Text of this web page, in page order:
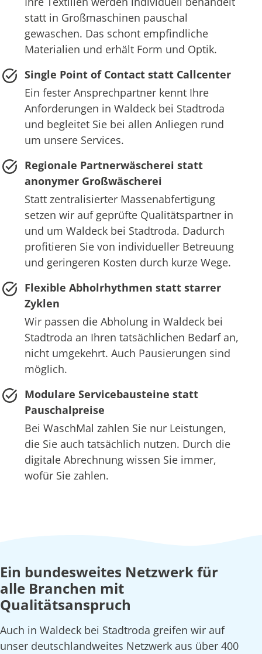
statt in Großmaschinen pauschal
gewaschen. Das schont empfindliche
Materialien und erhält Form und Optik.
Single Point of Contact statt Callcenter
Ein fester Ansprechpartner kennt Ihre
Anforderungen in Waldeck bei Stadtroda
und begleitet Sie bei allen Anliegen rund
um unsere Services.
Regionale Partnerwäscherei statt
anonymer Großwäscherei
Statt zentralisierter Massenabfertigung
setzen wir auf geprüfte Qualitätspartner in
und um Waldeck bei Stadtroda. Dadurch
profitieren Sie von individueller Betreuung
und geringeren Kosten durch kurze Wege.
Flexible Abholrhythmen statt starrer
Zyklen
Wir passen die Abholung in Waldeck bei
Stadtroda an Ihren tatsächlichen Bedarf an,
nicht umgekehrt. Auch Pausierungen sind
möglich.
Modulare Servicebausteine statt
Pauschalpreise
Bei WaschMal zahlen Sie nur Leistungen,
die Sie auch tatsächlich nutzen. Durch die
digitale Abrechnung wissen Sie immer,
wofür Sie zahlen.
Ein bundesweites Netzwerk für
alle Branchen mit
Qualitätsanspruch
Auch in Waldeck bei Stadtroda greifen wir auf
unser deutschlandweites Netzwerk aus über 400